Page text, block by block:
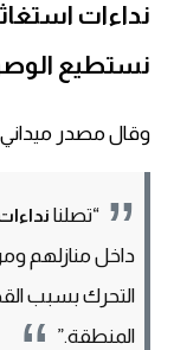
نداءات
نستطيع
وقال مصدر ميداني
“تصلنا
داخل منازلهم
التحرك بسبب
المنطقة.”